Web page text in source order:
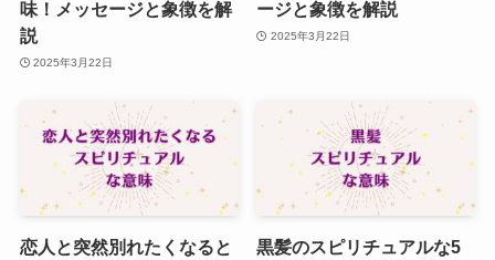
味！メッセージと象徴を解
説
2025年3月22日
ージと象徴を解説
2025年3月22日
恋人と突然別れたくなると
黒髪のスピリチュアルな5